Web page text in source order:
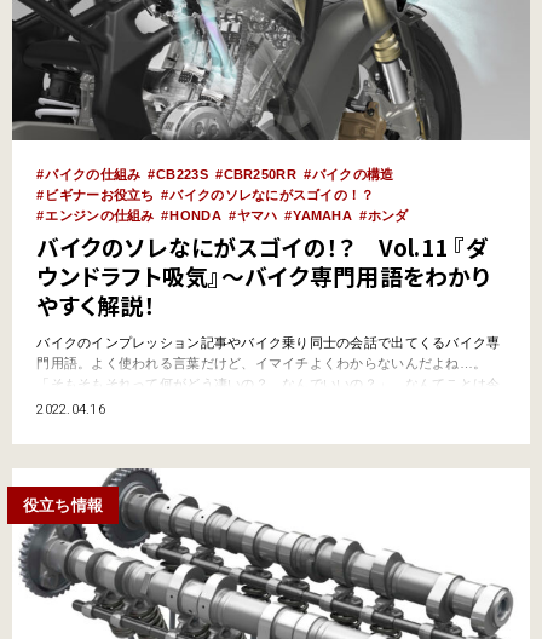
バイクの仕組み CB223S CBR250RR
バイクの構造
ビギナーお役立ち
バイクのソレなにがスゴイの！？
エンジンの仕組み
HONDA ヤマハ YAMAHA ホンダ
バイクのソレなにがスゴイの！？ Vol.11 『ダ
ウンドラフト吸気』～バイク専門用語をわかり
やすく解説！
バイクのインプレッション記事やバイク乗り同士の会話で出てくるバイク専
門用語。よく使われる言葉だけど、イマイチよくわからないんだよね…。
「そもそもそれって何がどう凄いの？ なんでいいの？」…なんてことは今
更聞けないし。そんなキーワードをわかりやすく解説していくこのコーナ
https://www.youtube.com/watch?v=Kay…
2022.04.16
役立ち情報